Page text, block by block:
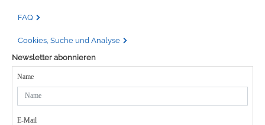
FAQ
Cookies, Suche und Analyse
Newsletter abonnieren
Name
E-Mail